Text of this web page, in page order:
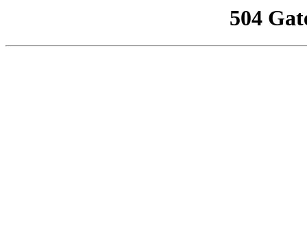
504